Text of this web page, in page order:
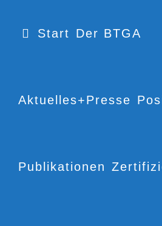
Start Der BTGA
Aktuelles+Presse
Publikationen